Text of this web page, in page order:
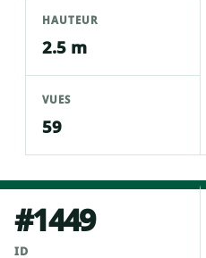
HAUTEUR
2.5 m
VUES
59
#1449
ID